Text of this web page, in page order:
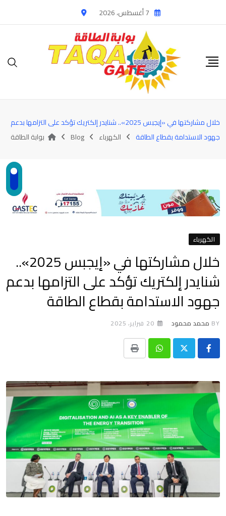
to
7 أغسطس، 2026
خلال مشاركتها في «إيجبس 2025».. شنايدر إلكتريك تؤكد على التزامها بدعم
جهود الاستدامة بقطاع الطاقة
الكهرباء Blog بوابة الطاقة
الكهرباء
خلال مشاركتها في «إيجبس 2025»..
شنايدر إلكتريك تؤكد على التزامها بدعم
جهود الاستدامة بقطاع الطاقة
BY محمد محمود 20 فبراير، 2025
Whatsapp
Print